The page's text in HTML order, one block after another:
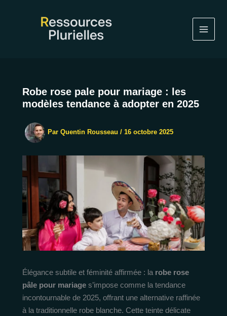
Robe rose pale pour mariage : les
modèles tendance à adopter en 2025
Par Quentin Rousseau / 16 octobre 2025
Élégance subtile et féminité affirmée : la robe rose
pâle pour mariage s’impose comme la tendance
incontournable de 2025, offrant une alternative raffinée
à la traditionnelle robe blanche. Cette teinte délicate